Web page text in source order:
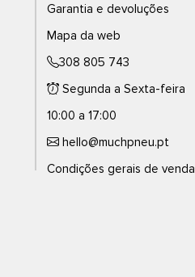
Garantia e devoluções
Mapa da web
308 805 743
Segunda a Sexta-feira
10:00 a 17:00
hello@muchpneu.pt
Condições gerais de venda